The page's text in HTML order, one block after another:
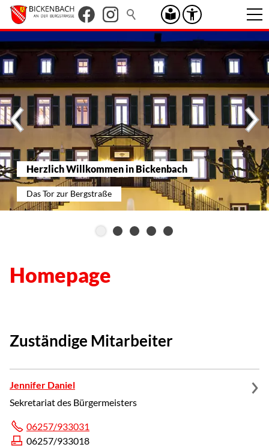
Herzlich Willkommen in Bickenbach
Das Tor zur Bergstraße
Homepage
Zuständige Mitarbeiter
Jennifer Daniel
Sekretariat des Bürgermeisters
06257/933031
06257/933018